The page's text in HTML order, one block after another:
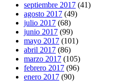
septiembre 2017 (41)
agosto 2017 (49)
julio 2017 (68)
junio 2017 (99)
mayo 2017 (101)
abril 2017 (86)
marzo 2017 (105)
febrero 2017 (96)
enero 2017 (90)